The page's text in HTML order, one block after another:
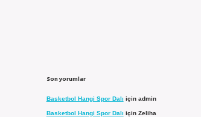
Son yorumlar
Basketbol Hangi Spor Dalı için admin
Basketbol Hangi Spor Dalı için Zeliha